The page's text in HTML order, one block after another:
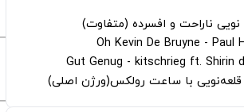
نویی ناراحت و افسرده (متفاوت)
قلعه‌نویی با ساعت رولکس(ورژن اصلی)